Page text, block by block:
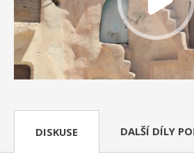
DISKUSE DALŠÍ DÍLY